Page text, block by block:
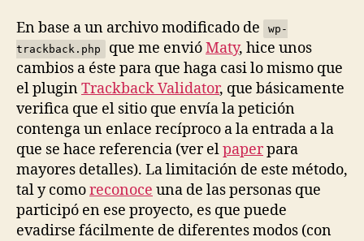
En base a un archivo modificado de
wp-
trackback.php
que me envióMaty, hice unos
cambios a éste para que haga casi lo mismo que
el pluginTrackback Validator, que básicamente
verifica que el sitio que envía la petición
contenga un enlace recíproco a la entrada a la
que se hace referencia (ver elpaperpara
mayores detalles). La limitación de este método,
tal y comoreconoce una de las personas que
participó en ese proyecto, es que puede
evadirse fácilmente de diferentes modos (con